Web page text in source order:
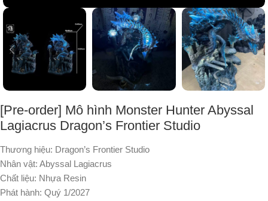
[Pre-order] Mô hình Monster Hunter Abyssal
Lagiacrus Dragon’s Frontier Studio
Thương hiệu: Dragon’s Frontier Studio
Nhân vật: Abyssal Lagiacrus
Chất liệu: Nhựa Resin
Phát hành: Quý 1/2027